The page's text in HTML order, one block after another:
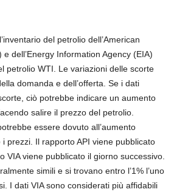
del petrolio dell’American
dell’Energy Information Agency (EIA)
petrolio WTI. Le variazioni delle scorte
domanda e dell’offerta. Se i dati
ciò potrebbe indicare un aumento
salire il prezzo del petrolio.
essere dovuto all’aumento
i prezzi. Il rapporto API viene pubblicato
VIA viene pubblicato il giorno successivo.
simili e si trovano entro l’1% l’uno
I dati VIA sono considerati più affidabili